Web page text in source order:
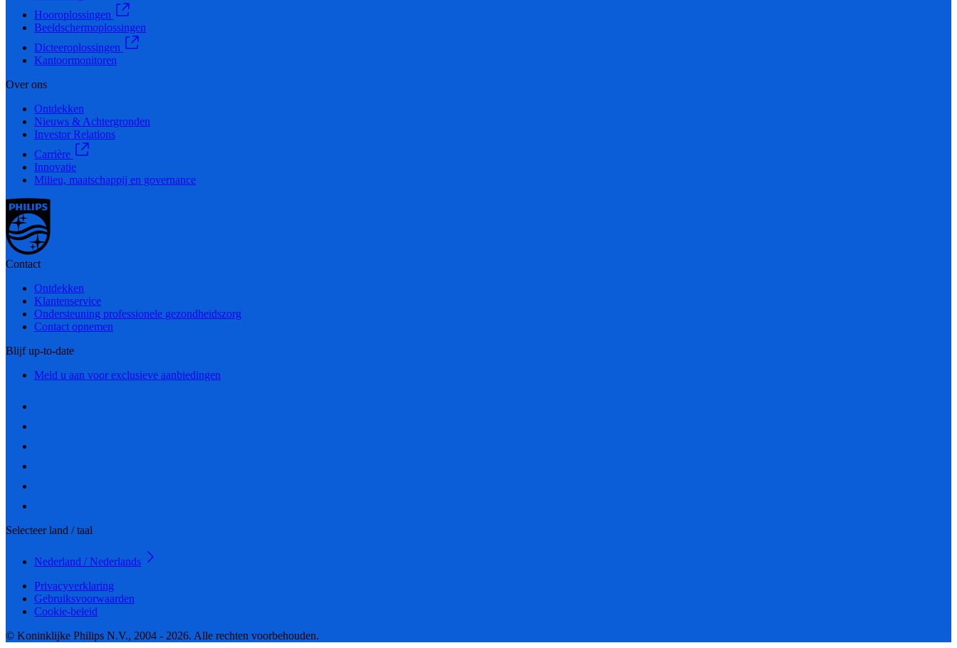
Hooroplossingen
Beeldschermoplossingen
Dicteeroplossingen
Kantoormonitoren
Over ons
Ontdekken
Nieuws & Achtergronden
Investor Relations
Carrière
Innovatie
Milieu, maatschappij en governance
Contact
Ontdekken
Klantenservice
Ondersteuning professionele gezondheidszorg
Contact opnemen
Blijf up-to-date
Meld u aan voor exclusieve aanbiedingen
Selecteer land / taal
Nederland / Nederlands
Privacyverklaring
Gebruiksvoorwaarden
Cookie-beleid
© Koninklijke Philips N.V., 2004 - 2026. Alle rechten voorbehouden.